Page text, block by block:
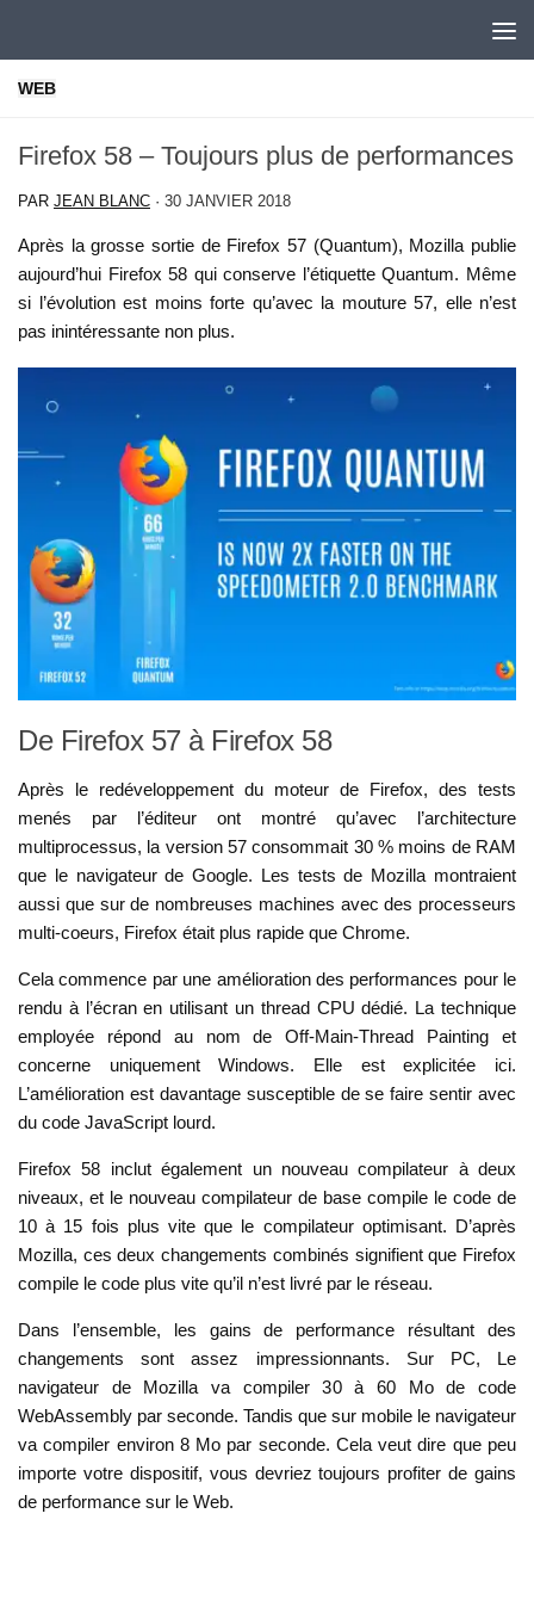
WEB
Firefox 58 – Toujours plus de performances
PAR JEAN BLANC · 30 JANVIER 2018
Après la grosse sortie de Firefox 57 (Quantum), Mozilla publie
aujourd’hui Firefox 58 qui conserve l’étiquette Quantum. Même
si l’évolution est moins forte qu’avec la mouture 57, elle n’est
pas inintéressante non plus.
De Firefox 57 à Firefox 58
Après le redéveloppement du moteur de Firefox, des tests
menés par l’éditeur ont montré qu’avec l’architecture
multiprocessus, la version 57 consommait 30 % moins de RAM
que le navigateur de Google. Les tests de Mozilla montraient
aussi que sur de nombreuses machines avec des processeurs
multi-coeurs, Firefox était plus rapide que Chrome.
Cela commence par une amélioration des performances pour le
rendu à l’écran en utilisant un thread CPU dédié. La technique
employée répond au nom de Off-Main-Thread Painting et
concerne uniquement Windows. Elle est explicitée ici.
L’amélioration est davantage susceptible de se faire sentir avec
du code JavaScript lourd.
Firefox 58 inclut également un nouveau compilateur à deux
niveaux, et le nouveau compilateur de base compile le code de
10 à 15 fois plus vite que le compilateur optimisant. D’après
Mozilla, ces deux changements combinés signifient que Firefox
compile le code plus vite qu’il n’est livré par le réseau.
Dans l’ensemble, les gains de performance résultant des
changements sont assez impressionnants. Sur PC, Le
navigateur de Mozilla va compiler 30 à 60 Mo de code
WebAssembly par seconde. Tandis que sur mobile le navigateur
va compiler environ 8 Mo par seconde. Cela veut dire que peu
importe votre dispositif, vous devriez toujours profiter de gains
de performance sur le Web.